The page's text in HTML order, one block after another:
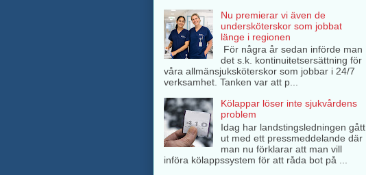
Nu premierar vi även de
undersköterskor som jobbat
länge i regionen
För några år sedan införde man
det s.k. kontinuitetsersättning för
våra allmänsjuksköterskor som jobbar i 24/7
verksamhet. Tanken var att p...
Kölappar löser inte sjukvårdens
problem
Idag har landstingsledningen gått
ut med ett pressmeddelande där
man nu förklarar att man vill
införa kölappssystem för att råda bot på ...